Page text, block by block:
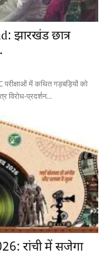
झारखंड छात्र
में कथित गड़बड़ियों को
विरोध-प्रदर्शन...
रांची में सजेगा